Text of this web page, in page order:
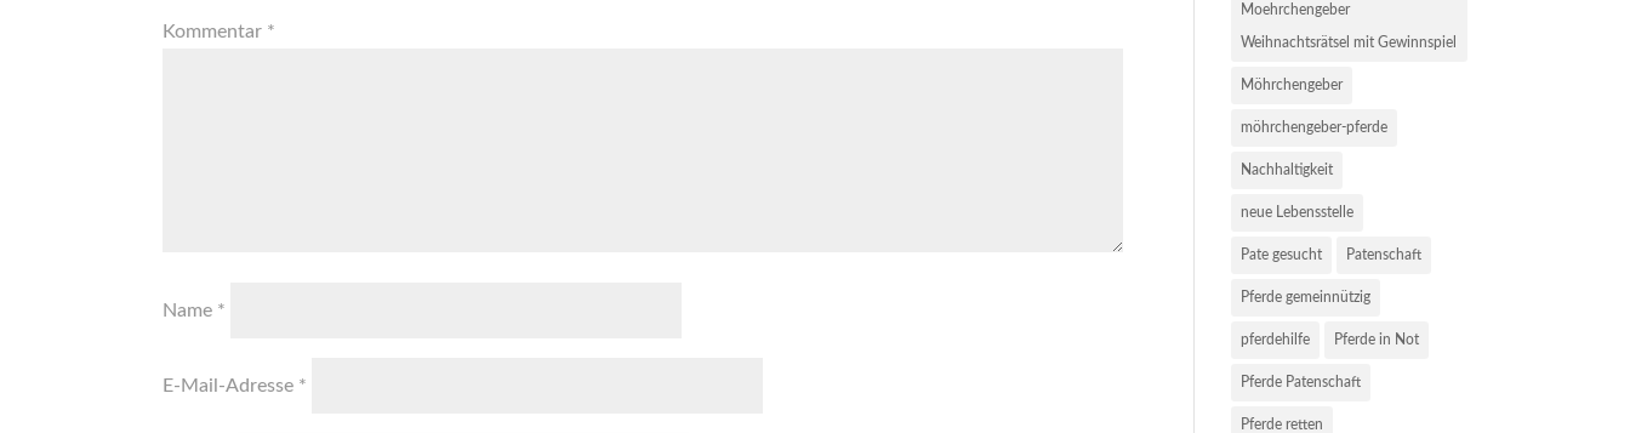
Kommentar *
Name *
E-Mail-Adresse *
Moehrchengeber
Weihnachtsrätsel mit Gewinnspiel
Möhrchengeber
möhrchengeber-pferde
Nachhaltigkeit
neue Lebensstelle
Pate gesucht Patenschaft
Pferde gemeinnützig
pferdehilfe Pferde in Not
Pferde Patenschaft
Pferde retten